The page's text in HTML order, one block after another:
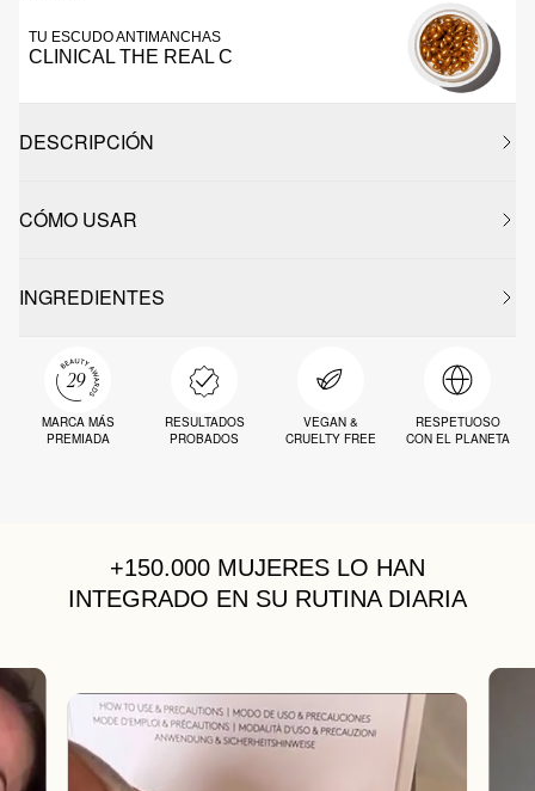
TU ESCUDO ANTIMANCHAS
CLINICAL THE REAL C
DESCRIPCIÓN
CÓMO USAR
INGREDIENTES
MARCA MÁS
PREMIADA
RESULTADOS
PROBADOS
VEGAN &
CRUELTY FREE
RESPETUOSO
CON EL PLANETA
+150.000 MUJERES LO HAN
INTEGRADO EN SU RUTINA DIARIA